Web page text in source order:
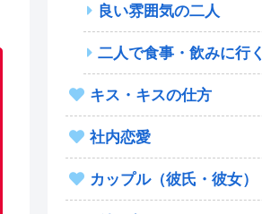
良い雰囲気の二人
二人で食事・飲みに行く
キス・キスの仕方
社内恋愛
カップル（彼氏・彼女）